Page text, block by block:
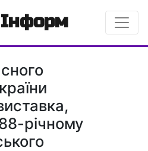
річному